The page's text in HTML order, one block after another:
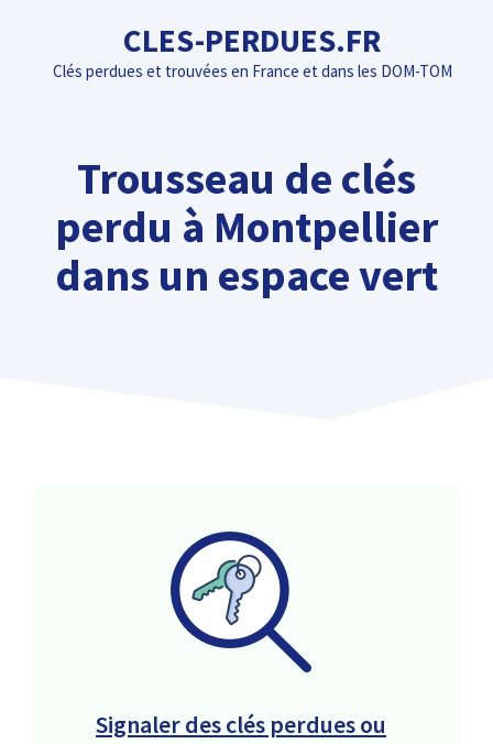
contenu
CLES-PERDUES.FR
Clés perdues et trouvées en France et dans les DOM-TOM
Trousseau de clés
perdu à Montpellier
dans un espace vert
Signaler des clés perdues ou